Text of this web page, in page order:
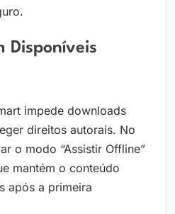
Disponíveis
impede downloads
direitos autorais. No
o modo “Assistir Offline”
mantém o conteúdo
após a primeira